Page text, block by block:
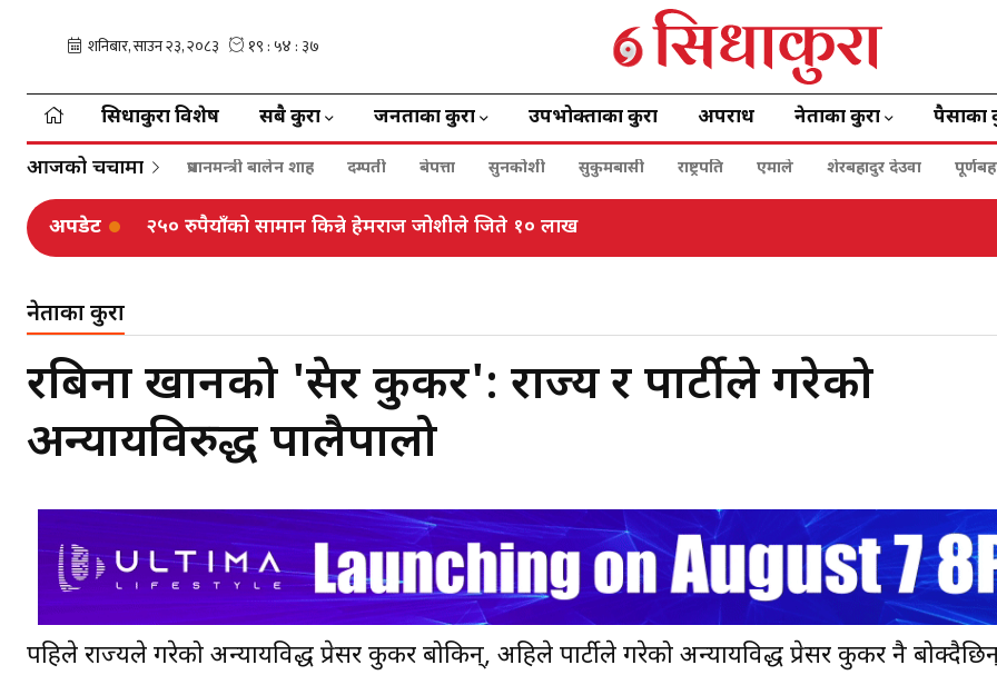
सिधाकुरा विशेष सबै कुरा जनताका कुरा उपभोक्ताका कुरा अपराध नेताका कुरा पैसाका
आजको चर्चामा प्रधानमन्त्री बालेन शाह दम्पती बेपत्ता सुनकोशी सुकुमबासी राष्ट्रपति एमाले शेरबहादुर देउवा
अपडेट सरकारले गर्‍यो ३२ हजारभन्दा बढी गुनासो फर्छ्योट
नेताका कुरा
रबिना खानको 'प्रेसर कुकर': राज्य र पार्टीले गरेको
अन्यायविरुद्ध पालैपालो
पहिले राज्यले गरेको अन्यायविरुद्ध प्रेसर कुकर बोकिन्, अहिले पार्टीले गरेको अन्यायविरुद्ध प्रेसर कुकर नै